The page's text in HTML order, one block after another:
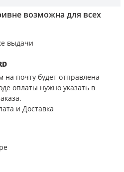
возможна для всех
выдачи
почту будет отправлена
оплаты нужно указать в
и Доставка